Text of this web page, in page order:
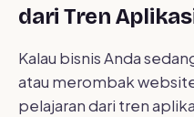
dari Tren
Kalau bisnis Anda
atau merombak
pelajaran dari tren